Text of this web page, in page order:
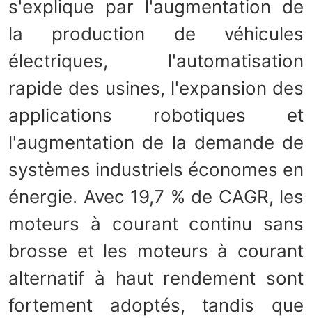
s'explique par l'augmentation de
la production de véhicules
électriques, l'automatisation
rapide des usines, l'expansion des
applications robotiques et
l'augmentation de la demande de
systèmes industriels économes en
énergie. Avec 19,7 % de CAGR, les
moteurs à courant continu sans
brosse et les moteurs à courant
alternatif à haut rendement sont
fortement adoptés, tandis que